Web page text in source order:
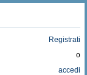
Registrati
o
accedi